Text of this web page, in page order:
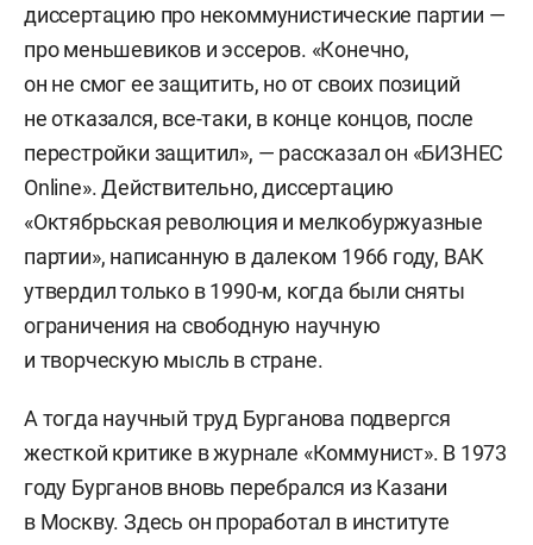
диссертацию про некоммунистические партии —
про меньшевиков и эссеров. «Конечно,
он не смог ее защитить, но от своих позиций
не отказался, все-таки, в конце концов, после
перестройки защитил», — рассказал он «БИЗНЕС
Online». Действительно, диссертацию
«Октябрьская революция и мелкобуржуазные
партии», написанную в далеком 1966 году, ВАК
утвердил только в 1990-м, когда были сняты
ограничения на свободную научную
и творческую мысль в стране.
А тогда научный труд Бурганова подвергся
жесткой критике в журнале «Коммунист». В 1973
году Бурганов вновь перебрался из Казани
в Москву. Здесь он проработал в институте